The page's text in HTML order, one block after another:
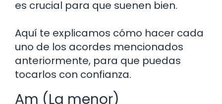
es crucial para que suenen bien.
Aquí te explicamos cómo hacer cada
uno de los acordes mencionados
anteriormente, para que puedas
tocarlos con confianza.
Am (La menor)